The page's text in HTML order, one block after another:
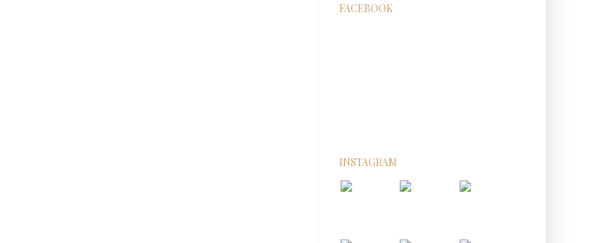
FACEBOOK
INSTAGRAM